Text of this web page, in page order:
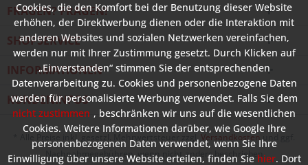
FRAGEN? FRAGEN!
SHOPSERVICE
INFORMATIONEN
KUNDENINFOS
* Alle Preise inkl. gesetzl. Mehrwertsteuer zzgl. Versandkosten und ggf.
Nachnahmegebühren, wenn nicht anders beschrieben
Cookies, die den Komfort bei der Benutzung dieser Website
erhöhen, der Direktwerbung dienen oder die Interaktion mit
anderen Websites und sozialen Netzwerken vereinfachen,
werden nur mit Ihrer Zustimmung gesetzt. Durch Klicken auf
„Einverstanden“ stimmen Sie der entsprechenden
Datenverarbeitung zu. Cookies und personenbezogene Daten
werden für personalisierte Werbung verwendet. Falls Sie dem
nicht zustimmen , beschränken wir uns auf die wesentlichen
Cookies. Weitere Informationen darüber, wie Google Ihre
personenbezogenen Daten verwendet, wenn Sie Ihre
Einwilligung über unsere Website erteilen, finden Sie hier. Dort